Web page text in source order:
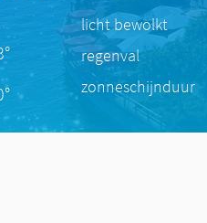
licht bewolkt
regenval
zonneschijnduur